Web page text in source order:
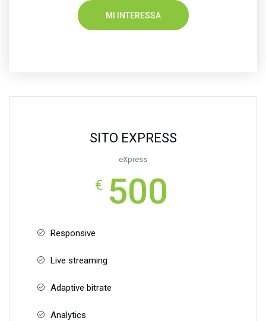
MI INTERESSA
SITO EXPRESS
eXpress
€ 500
Responsive
Live streaming
Adaptive bitrate
Analytics